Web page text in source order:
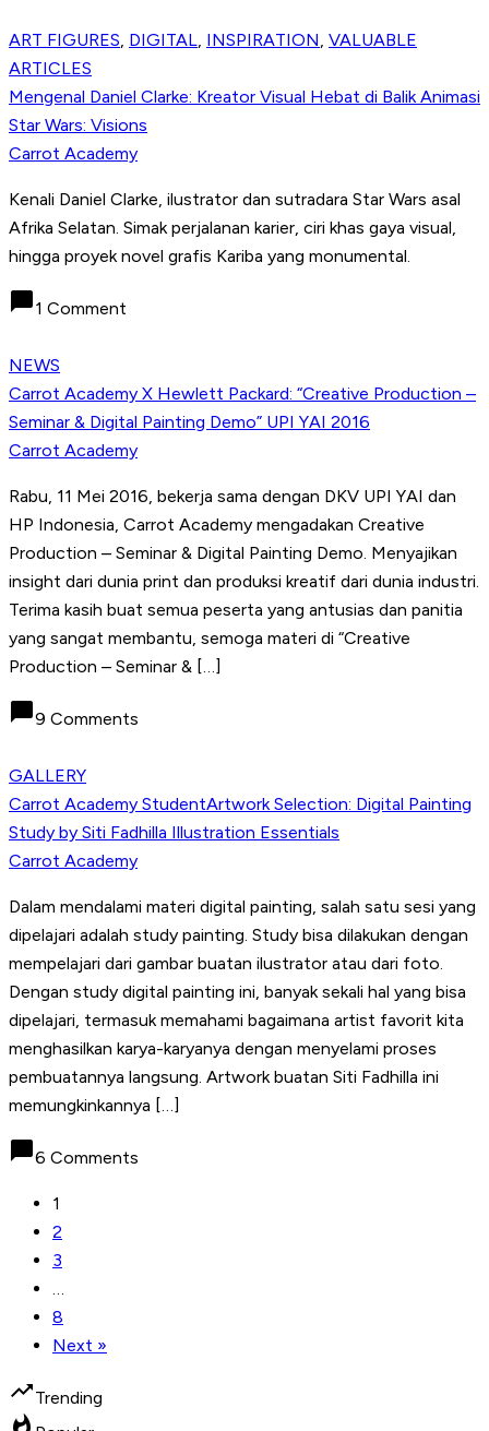
ART FIGURES, DIGITAL, INSPIRATION, VALUABLE
ARTICLES
Mengenal Daniel Clarke: Kreator Visual Hebat di Balik Animasi
Star Wars: Visions
Carrot Academy
Kenali Daniel Clarke, ilustrator dan sutradara Star Wars asal
Afrika Selatan. Simak perjalanan karier, ciri khas gaya visual,
hingga proyek novel grafis Kariba yang monumental.
chat_bubble1 Comment
NEWS
Carrot Academy X Hewlett Packard: “Creative Production –
Seminar & Digital Painting Demo” UPI YAI 2016
Carrot Academy
Rabu, 11 Mei 2016, bekerja sama dengan DKV UPI YAI dan
HP Indonesia, Carrot Academy mengadakan Creative
Production – Seminar & Digital Painting Demo. Menyajikan
insight dari dunia print dan produksi kreatif dari dunia industri.
Terima kasih buat semua peserta yang antusias dan panitia
yang sangat membantu, semoga materi di “Creative
Production – Seminar & […]
chat_bubble9 Comments
GALLERY
Carrot Academy StudentArtwork Selection: Digital Painting
Study by Siti Fadhilla Illustration Essentials
Carrot Academy
Dalam mendalami materi digital painting, salah satu sesi yang
dipelajari adalah study painting. Study bisa dilakukan dengan
mempelajari dari gambar buatan ilustrator atau dari foto.
Dengan study digital painting ini, banyak sekali hal yang bisa
dipelajari, termasuk memahami bagaimana artist favorit kita
menghasilkan karya-karyanya dengan menyelami proses
pembuatannya langsung. Artwork buatan Siti Fadhilla ini
memungkinkannya […]
chat_bubble6 Comments
1
2
3
…
8
Next »
trending_upTrending